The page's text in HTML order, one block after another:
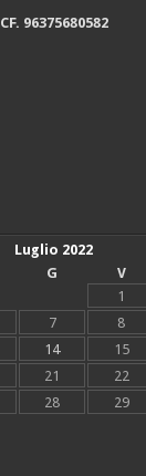
CF. 96375680582
Luglio 2022
G V
1
7 8
14 15
21 22
28 29